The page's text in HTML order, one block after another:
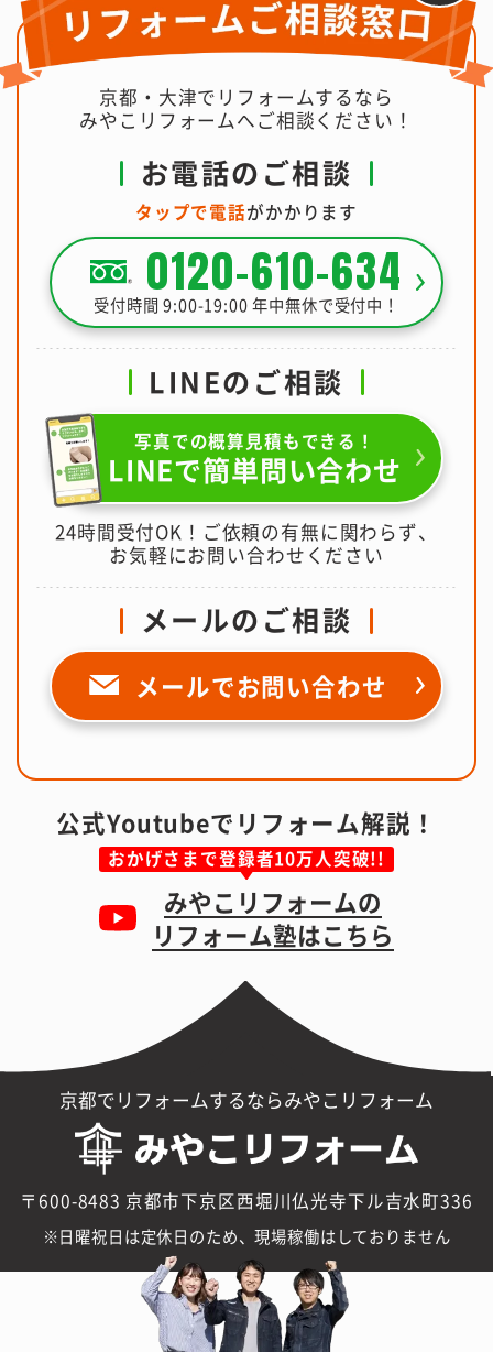
京都・大津でリフォームするなら
みやこリフォームへご相談ください！
お電話のご相談
タップで電話がかかります
0120-610-634
受付時間 9:00-19:00 年中無休で受付中！
LINEのご相談
写真での概算見積もできる！
LINEで簡単問い合わせ
24時間受付OK！ご依頼の有無に関わらず、
お気軽にお問い合わせください
メールのご相談
メールでお問い合わせ
公式Youtubeでリフォーム解説！
おかげさまで登録者10万人突破!!
みやこリフォームの
リフォーム塾はこちら
京都でリフォームするならみやこリフォーム
〒600-8483 京都市下京区西堀川仏光寺下ル吉水町336
日曜祝日は定休日のため、現場稼働はしておりません